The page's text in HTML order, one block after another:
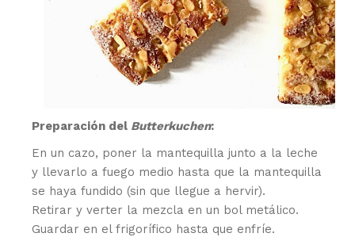
Preparación del Butterkuchen:
En un cazo, poner la mantequilla junto a la leche
y llevarlo a fuego medio hasta que la mantequilla
se haya fundido (sin que llegue a hervir).
Retirar y verter la mezcla en un bol metálico.
Guardar en el frigorífico hasta que enfríe.